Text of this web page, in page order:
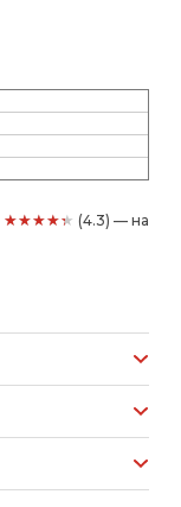
★★★★★ (4.3) — на